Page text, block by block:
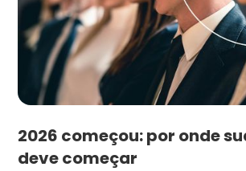
2026 começou: por onde
deve começar